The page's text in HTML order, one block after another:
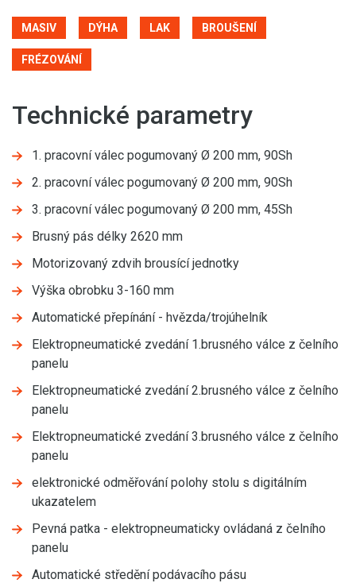
MASIV DÝHA LAK BROUŠENÍ
FRÉZOVÁNÍ
Technické parametry
1. pracovní válec pogumovaný Ø 200 mm, 90Sh
2. pracovní válec pogumovaný Ø 200 mm, 90Sh
3. pracovní válec pogumovaný Ø 200 mm, 45Sh
Brusný pás délky 2620 mm
Motorizovaný zdvih brousící jednotky
Výška obrobku 3-160 mm
Automatické přepínání - hvězda/trojúhelník
Elektropneumatické zvedání 1.brusného válce z čelního
panelu
Elektropneumatické zvedání 2.brusného válce z čelního
panelu
Elektropneumatické zvedání 3.brusného válce z čelního
panelu
elektronické odměřování polohy stolu s digitálním
ukazatelem
Pevná patka - elektropneumaticky ovládaná z čelního
panelu
Automatické středění podávacího pásu